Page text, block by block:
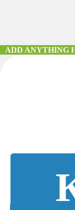
ADD ANYTHING